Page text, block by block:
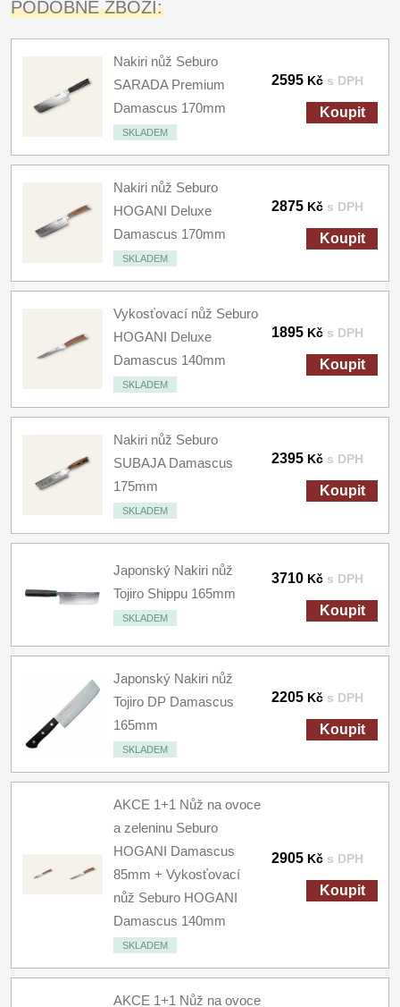
PODOBNÉ ZBOŽÍ:
Nakiri nůž Seburo
SARADA Premium
Damascus 170mm
SKLADEM
2595 Kč s DPH
Koupit
Nakiri nůž Seburo
HOGANI Deluxe
Damascus 170mm
SKLADEM
2875 Kč s DPH
Koupit
Vykosťovací nůž Seburo
HOGANI Deluxe
Damascus 140mm
SKLADEM
1895 Kč s DPH
Koupit
Nakiri nůž Seburo
SUBAJA Damascus
175mm
SKLADEM
2395 Kč s DPH
Koupit
Japonský Nakiri nůž
Tojiro Shippu 165mm
SKLADEM
3710 Kč s DPH
Koupit
Japonský Nakiri nůž
Tojiro DP Damascus
165mm
SKLADEM
2205 Kč s DPH
Koupit
AKCE 1+1 Nůž na ovoce
a zeleninu Seburo
HOGANI Damascus
85mm + Vykosťovací
nůž Seburo HOGANI
Damascus 140mm
SKLADEM
2905 Kč s DPH
Koupit
AKCE 1+1 Nůž na ovoce